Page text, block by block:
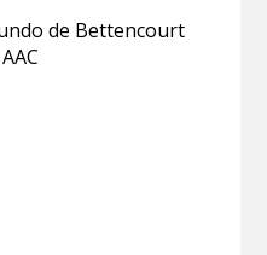
de Bettencourt